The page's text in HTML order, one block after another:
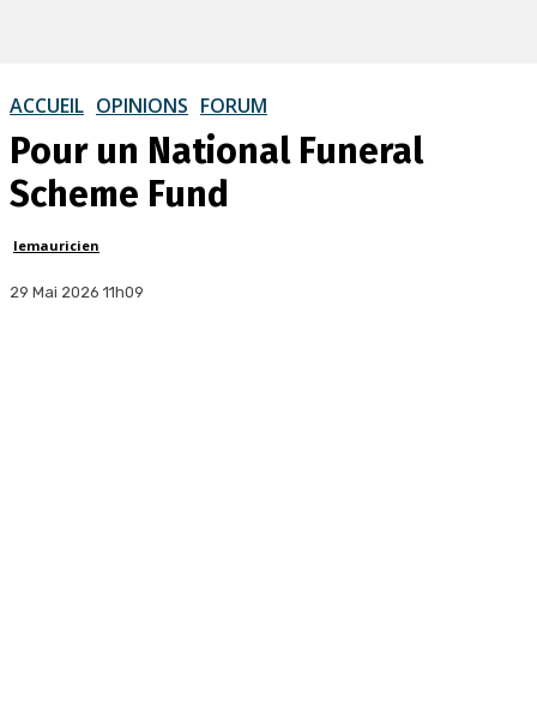
ACCUEIL OPINIONS FORUM
Pour un National Funeral
Scheme Fund
lemauricien
29 Mai 2026 11h09